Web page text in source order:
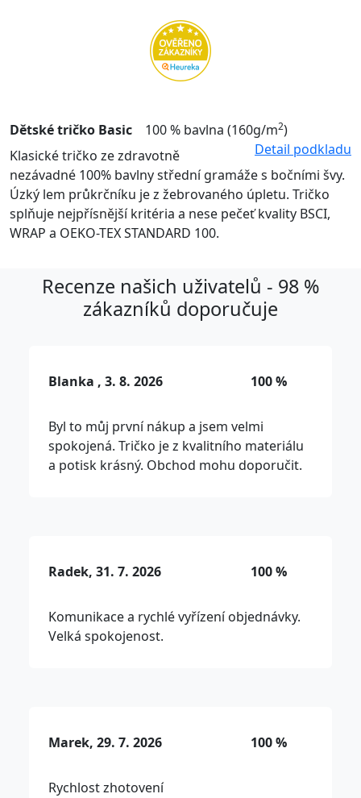
Dětské tričko Basic 100 % bavlna (160g/m2)
Detail podkladu
Klasické tričko ze zdravotně
nezávadné 100% bavlny střední gramáže s bočními švy.
Úzký lem průkrčníku je z žebrovaného úpletu. Tričko
splňuje nejpřísnější kritéria a nese pečeť kvality BSCI,
WRAP a OEKO-TEX STANDARD 100.
Recenze našich uživatelů - 98 %
zákazníků doporučuje
Blanka , 3. 8. 2026 100 %
Byl to můj první nákup a jsem velmi
spokojená. Tričko je z kvalitního materiálu
a potisk krásný. Obchod mohu doporučit.
Radek, 31. 7. 2026 100 %
Komunikace a rychlé vyřízení objednávky.
Velká spokojenost.
Marek, 29. 7. 2026 100 %
Rychlost zhotovení